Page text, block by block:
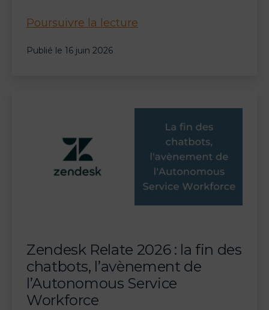
Poursuivre la lecture
agents
virtuels
agentiques
passent
la
maturité
Publié le 16 juin 2026
Zendesk Relate 2026 : la fin des
chatbots, l’avènement de
l’Autonomous Service
Workforce